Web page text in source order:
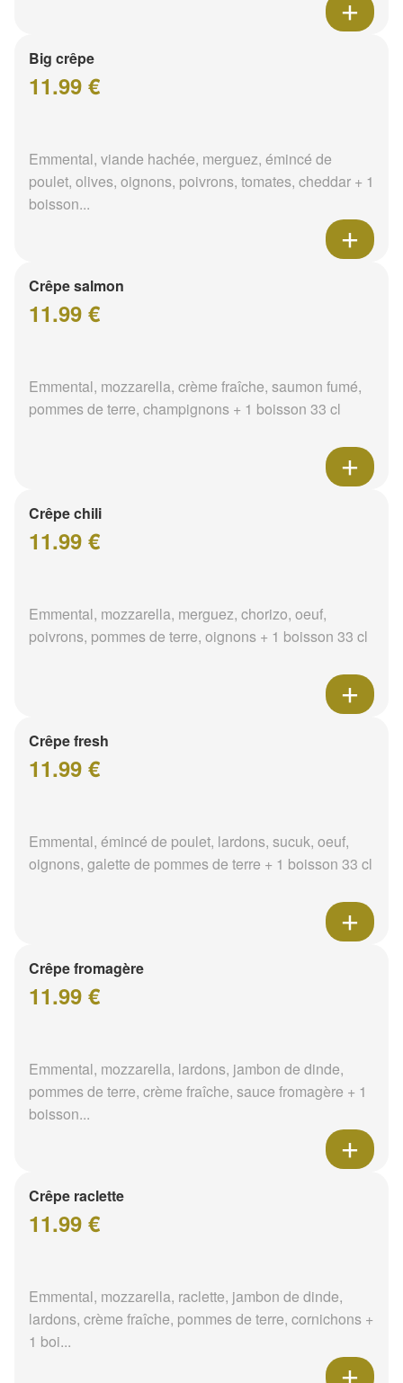
Big crêpe
11.99 €
Emmental, viande hachée, merguez, émincé de
poulet, olives, oignons, poivrons, tomates, cheddar + 1
boisson...
Crêpe salmon
11.99 €
Emmental, mozzarella, crème fraîche, saumon fumé,
pommes de terre, champignons + 1 boisson 33 cl
Crêpe chili
11.99 €
Emmental, mozzarella, merguez, chorizo, oeuf,
poivrons, pommes de terre, oignons + 1 boisson 33 cl
Crêpe fresh
11.99 €
Emmental, émincé de poulet, lardons, sucuk, oeuf,
oignons, galette de pommes de terre + 1 boisson 33 cl
Crêpe fromagère
11.99 €
Emmental, mozzarella, lardons, jambon de dinde,
pommes de terre, crème fraîche, sauce fromagère + 1
boisson...
Crêpe raclette
11.99 €
Emmental, mozzarella, raclette, jambon de dinde,
lardons, crème fraîche, pommes de terre, cornichons +
1 boi...